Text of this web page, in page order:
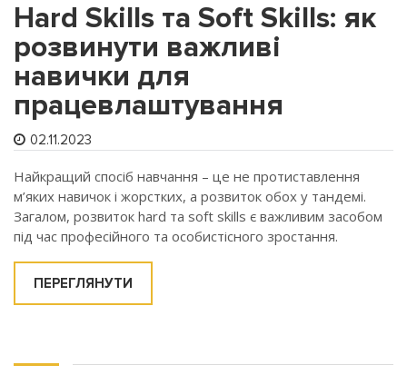
Hard Skills та Soft Skills: як
розвинути важливі
навички для
працевлаштування
02.11.2023
Найкращий спосіб навчання – це не протиставлення
м’яких навичок і жорстких, а розвиток обох у тандемі.
Загалом, розвиток hard та soft skills є важливим засобом
під час професійного та особистісного зростання.
ПЕРЕГЛЯНУТИ